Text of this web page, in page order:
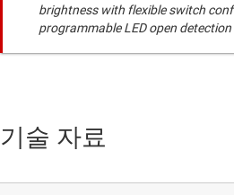
brightness with flexible switch
programmable LED open
기술 자료